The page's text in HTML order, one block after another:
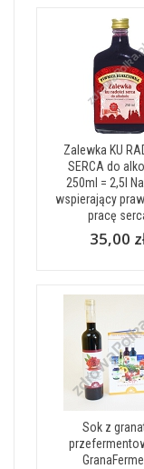
Zalewka KU
SERCA do
250ml = 2,5l
wspierający
pracę
35,00
Sok z